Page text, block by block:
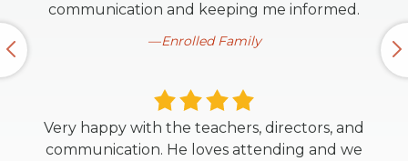
communication and keeping me informed.
Enrolled Family
Very happy with the teachers, directors, and
communication. He loves attending and we